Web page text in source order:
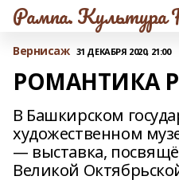
Рампа. Культура
Вернисаж 31 ДЕКАБРЯ 2020, 21:00
РОМАНТИКА
В Башкирском
художественном
— выставка,
Великой